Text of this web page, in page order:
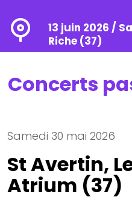
13 juin 2026 /
Riche (37)
Concerts
Samedi 30 mai 2026
St Avertin,
Atrium (37)